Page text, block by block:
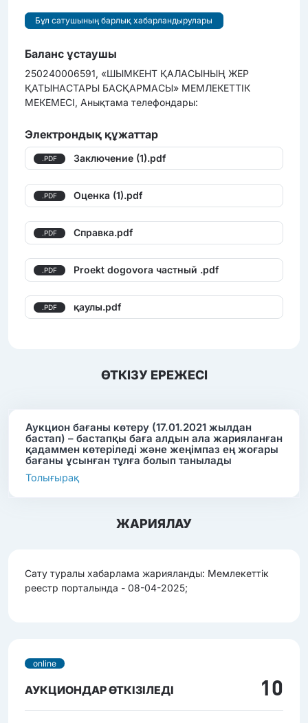
Бұл сатушының барлық хабарландырулары
Баланс ұстаушы
250240006591, «ШЫМКЕНТ ҚАЛАСЫНЫҢ ЖЕР
ҚАТЫНАСТАРЫ БАСҚАРМАСЫ» МЕМЛЕКЕТТІК
МЕКЕМЕСІ, Анықтама телефондары:
Электрондық құжаттар
.PDF Заключение (1).pdf
.PDF Оценка (1).pdf
.PDF Справка.pdf
.PDF Proekt dogovora частный .pdf
.PDF қаулы.pdf
ӨТКІЗУ ЕРЕЖЕСІ
Аукцион бағаны көтеру (17.01.2021 жылдан
бастап) – бастапқы баға алдын ала жарияланған
қадаммен көтеріледі және жеңімпаз ең жоғары
бағаны ұсынған тұлға болып танылады
Толығырақ
ЖАРИЯЛАУ
Сату туралы хабарлама жарияланды: Мемлекеттік
реестр порталында - 08-04-2025;
online
АУКЦИОНДАР ӨТКІЗІЛЕДІ 10